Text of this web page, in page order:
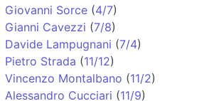
Giovanni Sorce (4/7)
Gianni Cavezzi (7/8)
Davide Lampugnani (7/4)
Pietro Strada (11/12)
Vincenzo Montalbano (11/2)
Alessandro Cucciari (11/9)